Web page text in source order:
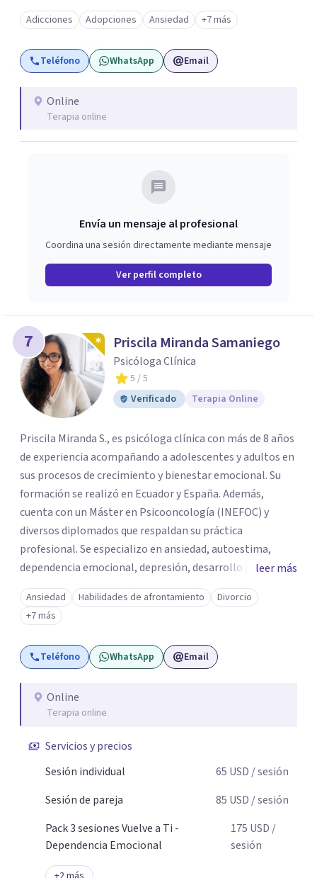
Adicciones Adopciones Ansiedad +7 más
Teléfono WhatsApp Email
Online
Terapia online
Envía un mensaje al profesional
Coordina una sesión directamente mediante mensaje
Ver perfil completo
7 Priscila Miranda Samaniego
Psicóloga Clínica
5 / 5
Verificado
Terapia Online
Priscila Miranda S., es psicóloga clínica con más de 8 años
de experiencia acompañando a adolescentes y adultos en
sus procesos de crecimiento y bienestar emocional. Su
formación se realizó en Ecuador y España. Además,
cuenta con un Máster en Psicooncología (INEFOC) y
diversos diplomados que respaldan su práctica
profesional. Se especializo en ansiedad, autoestima,
dependencia emocional, depresión, desarrollo personal,
prevención del suicidio, crisis vitales y terapia de pareja,
siempre con un enfoque humano, ético y personalizado.
Toda la atención es 100% online, lo que te permite:
Recibir terapia desde la comodidad y privacidad de tu
propio espacio. Acceder a un acompañamiento
leer más
Ansiedad Habilidades de afrontamiento
Divorcio
+7 más
Teléfono WhatsApp Email
Online
Terapia online
Servicios y precios
Sesión individual
65 USD / sesión
Sesión de pareja
85 USD / sesión
Pack 3 sesiones Vuelve a Ti -
Dependencia Emocional
175 USD /
sesión